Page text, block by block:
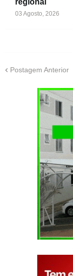
regional
03 Agosto, 2026
Postagem Anterior